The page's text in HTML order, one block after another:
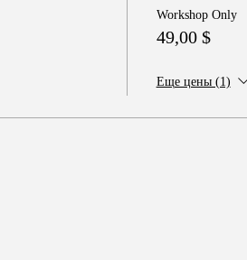
Workshop Only
49,00 $
Еще цены (1)